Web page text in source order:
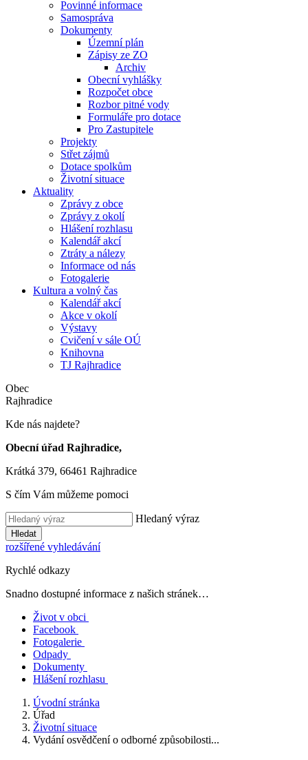
Povinné informace
Samospráva
Dokumenty
Územní plán
Zápisy ze ZO
Archiv
Obecní vyhlášky
Rozpočet obce
Rozbor pitné vody
Formuláře pro dotace
Pro Zastupitele
Projekty
Střet zájmů
Dotace spolkům
Životní situace
Aktuality
Zprávy z obce
Zprávy z okolí
Hlášení rozhlasu
Kalendář akcí
Ztráty a nálezy
Informace od nás
Fotogalerie
Kultura a volný čas
Kalendář akcí
Akce v okolí
Výstavy
Cvičení v sále OÚ
Knihovna
TJ Rajhradice
Obec
Rajhradice
Kde nás najdete?
Obecní úřad Rajhradice,
Krátká 379, 66461 Rajhradice
S čím Vám můžeme pomoci
Hledaný výraz
Hledat
rozšířené vyhledávání
Rychlé odkazy
Snadno dostupné informace z našich stránek…
Život v obci
Facebook
Fotogalerie
Odpady
Dokumenty
Hlášení rozhlasu
Úvodní stránka
Úřad
Životní situace
Vydání osvědčení o odborné způsobilosti...